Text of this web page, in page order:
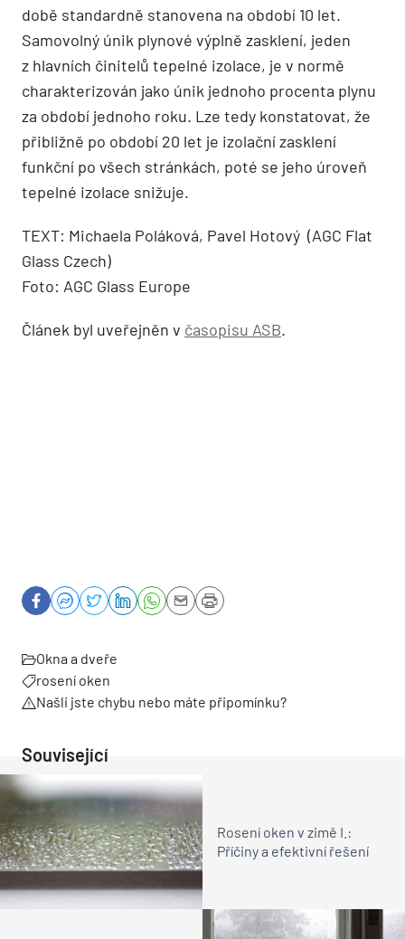
době standardně stanovena na období 10 let.
Samovolný únik plynové výplně zasklení, jeden
z hlavních činitelů tepelné izolace, je v normě
charakterizován jako únik jednoho procenta plynu
za období jednoho roku. Lze tedy konstatovat, že
přibližně po období 20 let je izolační zasklení
funkční po všech stránkách, poté se jeho úroveň
tepelné izolace snižuje.
TEXT: Michaela Poláková, Pavel Hotový (AGC Flat
Glass Czech)
Foto: AGC Glass Europe
Článek byl uveřejněn v časopisu ASB.
Okna a dveře
rosení oken
Našli jste chybu nebo máte připomínku?
Související
Rosení oken v zimě I.:
Příčiny a efektivní řešení